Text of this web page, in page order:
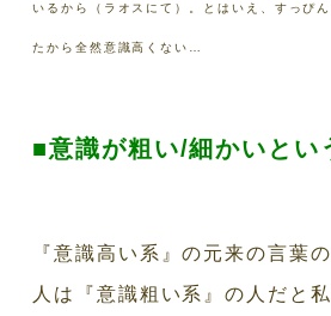
いるから（ラオスにて）。とはいえ、すっぴ
たから全然意識高くない…
■意識が粗い/細かいとい
『意識高い系』の元来の言葉
人は『意識粗い系』の人だと